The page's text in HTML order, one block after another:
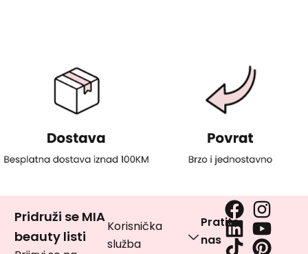
Pridruži se MIA
beauty listi
Korisnička
služba
Pratite
nas